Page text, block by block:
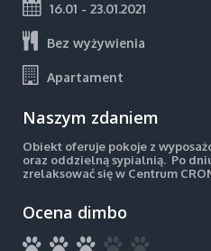
16.01 - 23.01.2021
Bez wyżywienia
Apartament
Naszym zdaniem
Obiekt oferuje pokoje z
oraz oddzielną sypialnią. Po
zrelaksować się w Centrum
Ocena dimbo